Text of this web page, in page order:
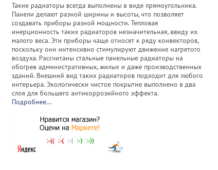
Такие радиаторы всегда выполнены в виде прямоугольника.
Панели делают разной ширины и высоты, что позволяет
создавать приборы разной мощности. Тепловая
инерционность таких радиаторов незначительная, ввиду их
малого веса. Эти приборы чаще относят к ряду конвекторов,
поскольку они интенсивно стимулируют движение нагретого
воздуха. Рассчитаны стальные панельные радиаторы на
обогрев административных, жилых и даже производственных
зданий. Внешний вид таких радиаторов подходит для любого
интерьера. Экологически чистое покрытие выполнено в два
слоя для большего антикоррозийного эффекта.
Подробнее...